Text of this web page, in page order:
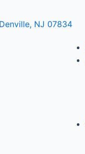
NJ 07834